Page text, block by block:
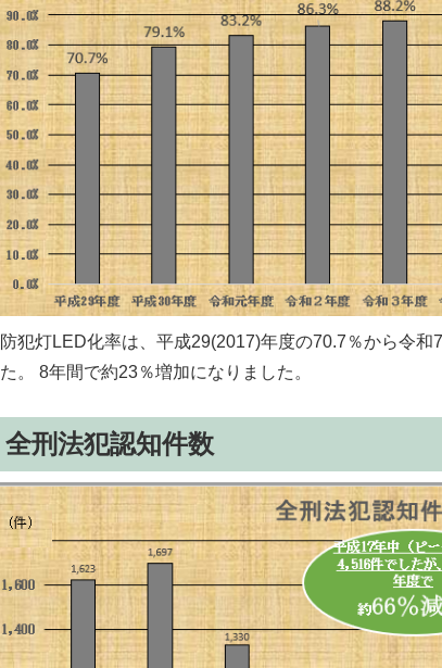
防犯灯LED化率は、平成29(2017)年度の70.7％から令
た。 8年間で約23％増加になりました。
全刑法犯認知件数